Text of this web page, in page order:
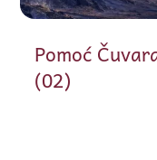
Pomoć
(02)